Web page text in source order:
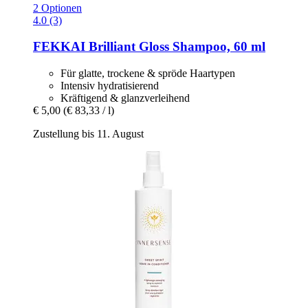
2 Optionen
4.0 (3)
FEKKAI Brilliant Gloss Shampoo, 60 ml
Für glatte, trockene & spröde Haartypen
Intensiv hydratisierend
Kräftigend & glanzverleihend
€ 5,00 (€ 83,33 / l)
Zustellung bis 11. August